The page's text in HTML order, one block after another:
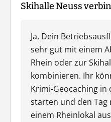
Skihalle Neuss
Ja, Dein
sehr gut mit einem
Rhein oder zur
kombinieren. Ihr
Krimi-Geocaching
starten und den Tag
einem Rheinlokal